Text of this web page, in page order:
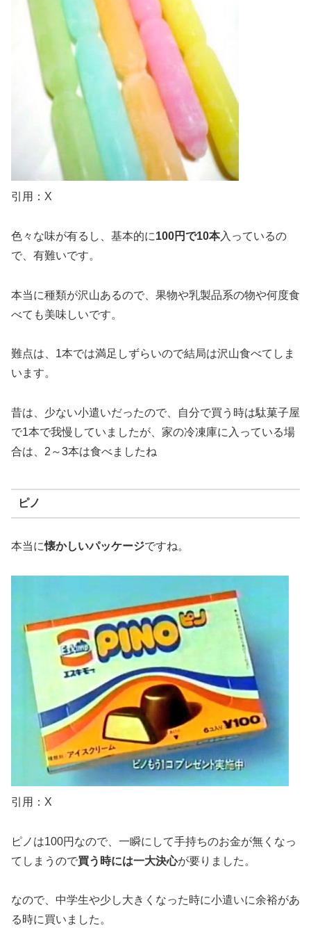
引用：X
色々な味が有るし、基本的に100円で10本入っているの
で、有難いです。
本当に種類が沢山あるので、果物や乳製品系の物や何度食
べても美味しいです。
難点は、1本では満足しずらいので結局は沢山食べてしま
います。
昔は、少ない小遣いだったので、自分で買う時は駄菓子屋
で1本で我慢していましたが、家の冷凍庫に入っている場
合は、2～3本は食べましたね
ピノ
本当に懐かしいパッケージですね。
引用：X
ピノは100円なので、一瞬にして手持ちのお金が無くなっ
てしまうので買う時には一大決心が要りました。
なので、中学生や少し大きくなった時に小遣いに余裕があ
る時に買いました。